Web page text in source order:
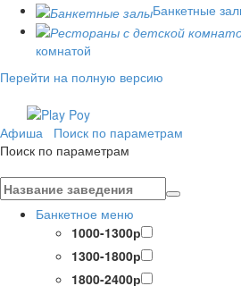
Банкетные
комнатой
Перейти на полную версию
Афиша
Поиск по параметрам
Поиск по параметрам
Банкетное меню
1000-1300р
1300-1800р
1800-2400р